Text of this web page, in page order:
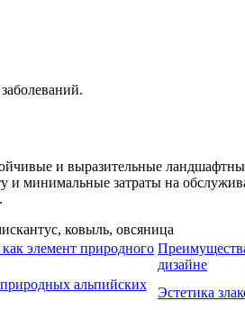
и выразительные
и минимальные затраты на
элемент природного
дизайне
альпийских
Эстетика